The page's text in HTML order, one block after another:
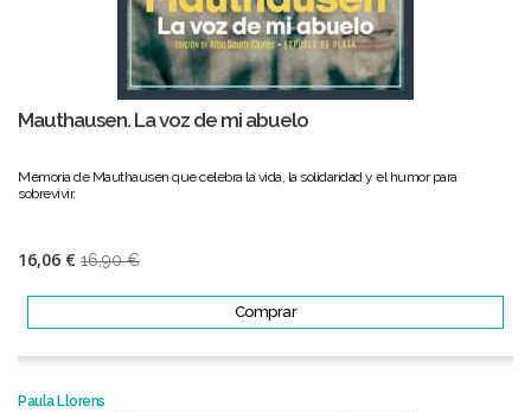
Mauthausen. La voz de mi abuelo
Memoria de Mauthausen que celebra la vida, la solidaridad y el humor para
sobrevivir.
16,06 € 16,90 €
Comprar
Paula Llorens